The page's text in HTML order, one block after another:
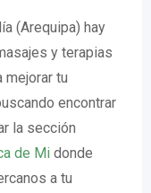
(Arequipa) hay
y terapias
tu
encontrar
la sección
de Mi donde
a tu